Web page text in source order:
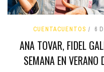
CUENTACUENTOS 6
ANA TOVAR, FIDEL
SEMANA EN